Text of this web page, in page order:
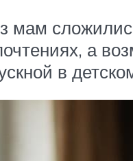
мам
а
в